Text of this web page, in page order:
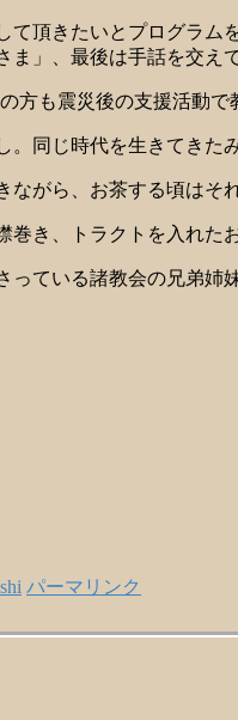
頂きたいとプログラム
ま」、最後は手話を交
も震災後の支援活動
同じ時代を生きてきた
がら、お茶する頃はそ
き、トラクトを入れた
ている諸教会の兄弟姉
パーマリンク